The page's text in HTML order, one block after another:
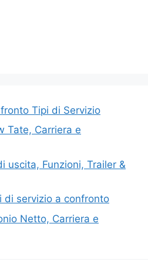
Tipi di Servizio
Tate, Carriera e
uscita, Funzioni, Trailer &
di servizio a confronto
Netto, Carriera e